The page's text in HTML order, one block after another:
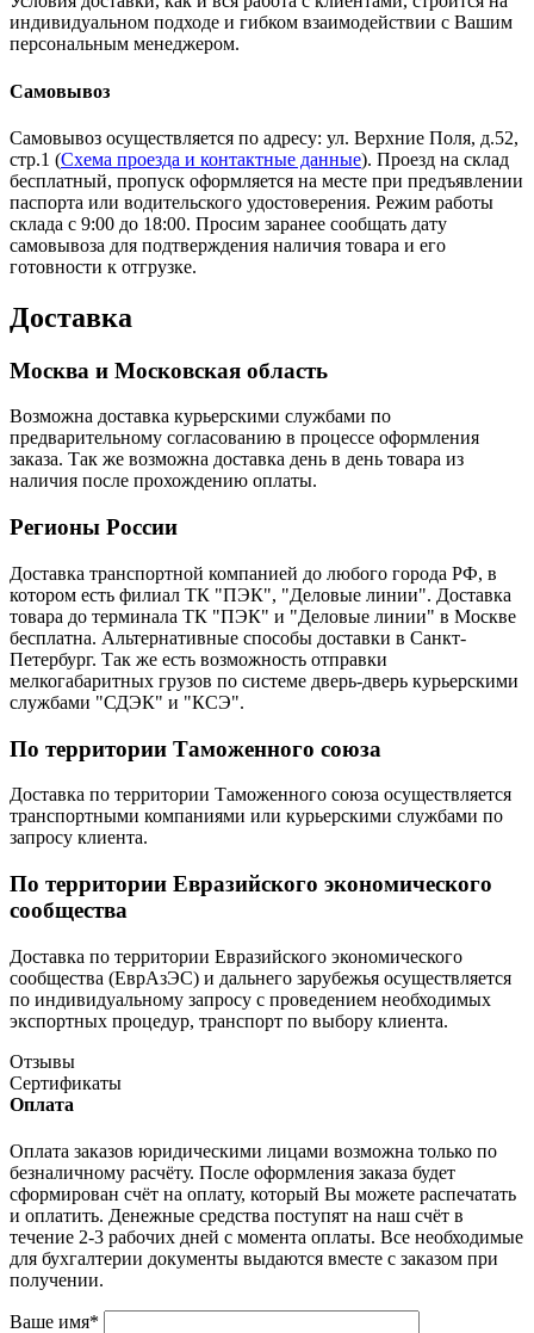
индивидуальном подходе и гибком взаимодействии с Вашим
персональным менеджером.
Самовывоз
Самовывоз осуществляется по адресу: ул. Верхние Поля, д.52,
стр.1 (Схема проезда и контактные данные). Проезд на склад
бесплатный, пропуск оформляется на месте при предъявлении
паспорта или водительского удостоверения. Режим работы
склада с 9:00 до 18:00. Просим заранее сообщать дату
самовывоза для подтверждения наличия товара и его
готовности к отгрузке.
Доставка
Москва и Московская область
Возможна доставка курьерскими службами по
предварительному согласованию в процессе оформления
заказа. Так же возможна доставка день в день товара из
наличия после прохождению оплаты.
Регионы России
Доставка транспортной компанией до любого города РФ, в
котором есть филиал ТК "ПЭК", "Деловые линии". Доставка
товара до терминала ТК "ПЭК" и "Деловые линии" в Москве
бесплатна. Альтернативные способы доставки в Санкт-
Петербург. Так же есть возможность отправки
мелкогабаритных грузов по системе дверь-дверь курьерскими
службами "СДЭК" и "КСЭ".
По территории Таможенного союза
Доставка по территории Таможенного союза осуществляется
транспортными компаниями или курьерскими службами по
запросу клиента.
По территории Евразийского экономического
сообщества
Доставка по территории Евразийского экономического
сообщества (ЕврАзЭС) и дальнего зарубежья осуществляется
по индивидуальному запросу с проведением необходимых
экспортных процедур, транспорт по выбору клиента.
Отзывы
Сертификаты
Оплата
Оплата заказов юридическими лицами возможна только по
безналичному расчёту. После оформления заказа будет
сформирован счёт на оплату, который Вы можете распечатать
и оплатить. Денежные средства поступят на наш счёт в
течение 2-3 рабочих дней с момента оплаты. Все необходимые
для бухгалтерии документы выдаются вместе с заказом при
получении.
Ваше имя*